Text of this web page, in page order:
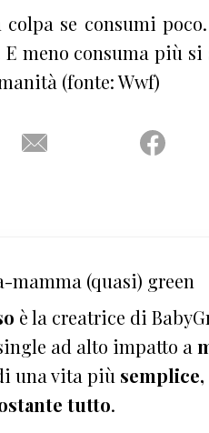
se consumi
meno consuma più
(fonte: Wwf)
mamma (quasi) green
è la creatrice di
ad alto impatto a
una vita più semplice,
tutto.